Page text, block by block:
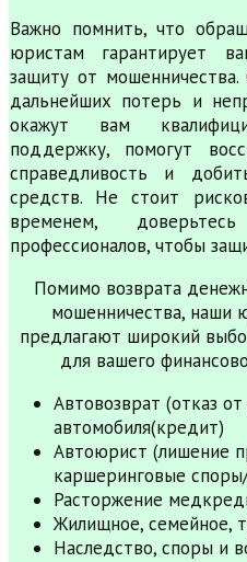
Важно помнить, что
юристам гарантирует
защиту от
дальнейших потерь и
окажут вам
поддержку, помогут
справедливость и
средств. Не стоит
временем,
профессионалов, чтобы
Помимо возврата
мошенничества, наши
предлагают широкий
для вашего
Автовозврат (отказ от
автомобиля(кредит)
Автоюрист (лишение
каршеринговые
Расторжение
Жилищное, семейное,
Наследство, споры и